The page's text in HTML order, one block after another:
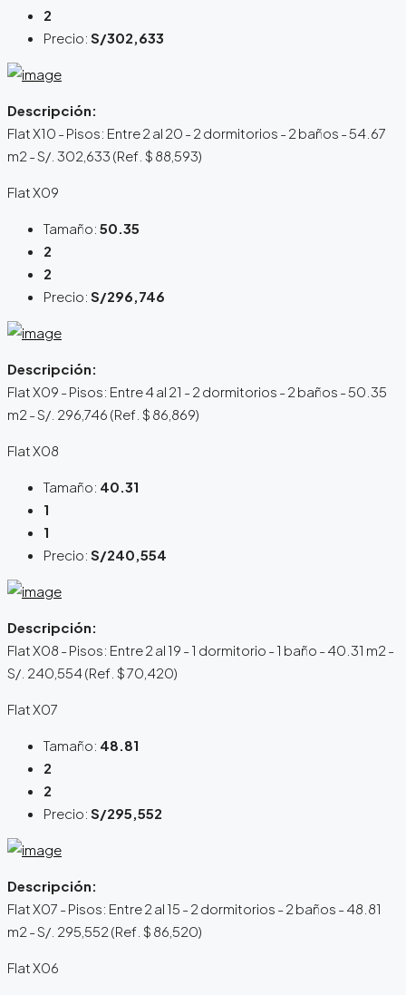
2
Precio: S/302,633
Descripción:
Flat X10 - Pisos: Entre 2 al 20 - 2 dormitorios - 2 baños - 54.67
m2 - S/. 302,633 (Ref. $ 88,593)
Flat X09
Tamaño: 50.35
2
2
Precio: S/296,746
Descripción:
Flat X09 - Pisos: Entre 4 al 21 - 2 dormitorios - 2 baños - 50.35
m2 - S/. 296,746 (Ref. $ 86,869)
Flat X08
Tamaño: 40.31
1
1
Precio: S/240,554
Descripción:
Flat X08 - Pisos: Entre 2 al 19 - 1 dormitorio - 1 baño - 40.31 m2 -
S/. 240,554 (Ref. $ 70,420)
Flat X07
Tamaño: 48.81
2
2
Precio: S/295,552
Descripción:
Flat X07 - Pisos: Entre 2 al 15 - 2 dormitorios - 2 baños - 48.81
m2 - S/. 295,552 (Ref. $ 86,520)
Flat X06